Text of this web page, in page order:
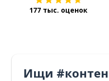
177 тыс. оценок
Ищи